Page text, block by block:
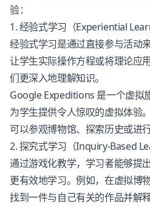
验：
1. 经验式学习（Experiential
经验式学习是通过直接参与活动
让学生实际操作方程或将理论应
们更深入地理解知识。
Google Expeditions 是一个虚拟
为学生提供令人惊叹的虚拟体验
可以参观博物馆、探索历史或进
2. 探究式学习（Inquiry-Based
通过游戏化教学，学习者能够提
更有效地学习。例如，在虚拟博
找到一件与自己有关的作品并解